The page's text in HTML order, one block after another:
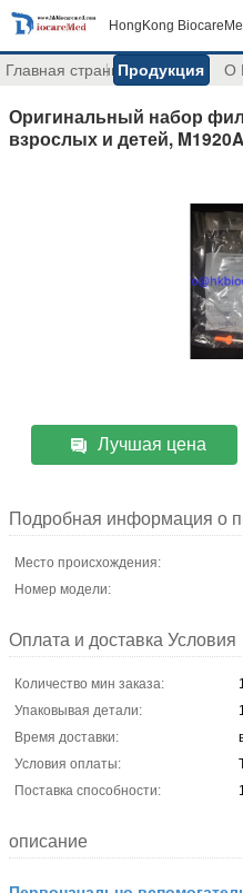
HongKong
Главная страницаПродукция О
Оригинальный набор
взрослых и детей, M1920A
Лучшая цена
Подробная информация о
Место происхождения:
Номер модели:
Оплата и доставка Условия
Количество мин заказа:
Упаковывая детали:
Время доставки:
Условия оплаты:
Поставка способности:
описание